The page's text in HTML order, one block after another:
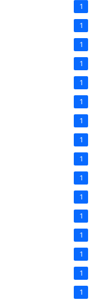
1
1
1
1
1
1
1
1
1
1
1
1
1
1
1
1